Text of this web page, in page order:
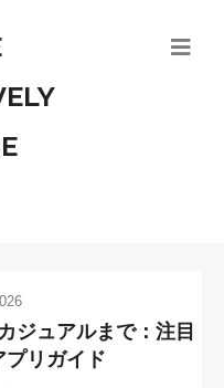
ジュアルまで：注目
リガイド